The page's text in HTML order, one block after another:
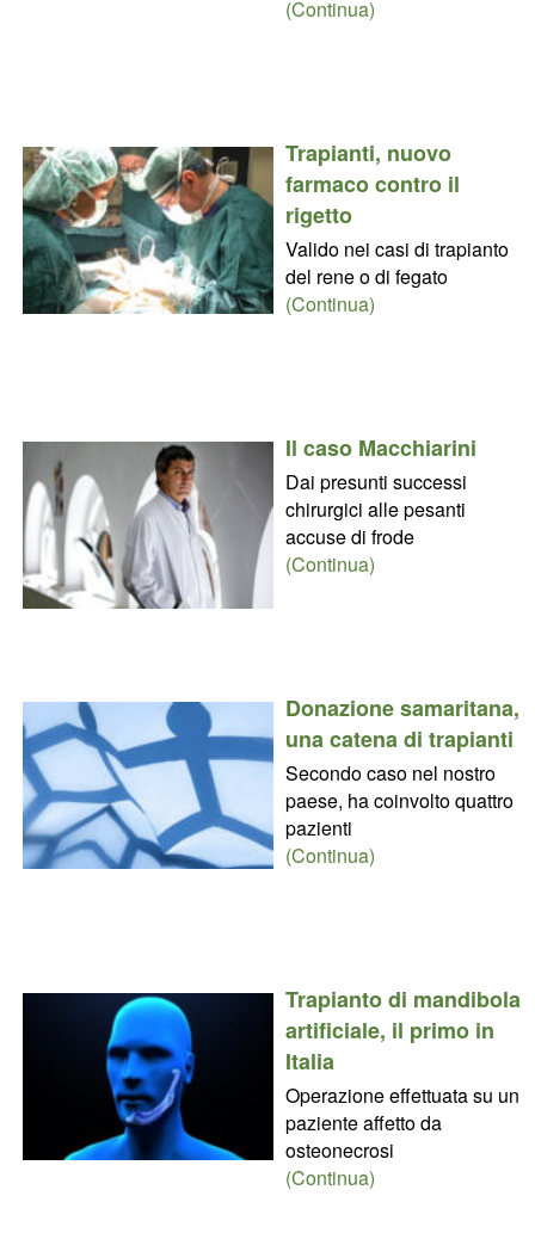
(Continua)
Trapianti, nuovo
farmaco contro il
rigetto
Valido nei casi di trapianto
del rene o di fegato
(Continua)
Il caso Macchiarini
Dai presunti successi
chirurgici alle pesanti
accuse di frode
(Continua)
Donazione samaritana,
una catena di trapianti
Secondo caso nel nostro
paese, ha coinvolto quattro
pazienti
(Continua)
Trapianto di mandibola
artificiale, il primo in
Italia
Operazione effettuata su un
paziente affetto da
osteonecrosi
(Continua)